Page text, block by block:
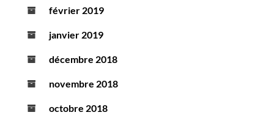
février 2019
janvier 2019
décembre 2018
novembre 2018
octobre 2018